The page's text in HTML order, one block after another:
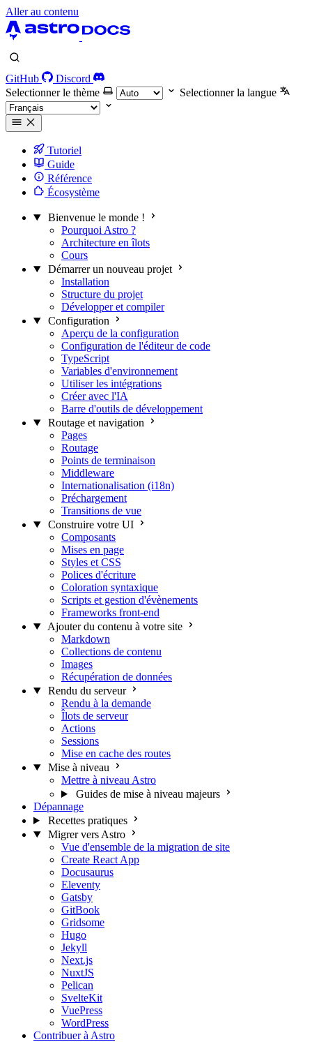
Aller au contenu
GitHub
Discord
Selectionner le thème
Selectionner la langue
Tutoriel
Guide
Référence
Écosystème
Bienvenue le monde !
Pourquoi Astro ?
Architecture en îlots
Cours
Démarrer un nouveau projet
Installation
Structure du projet
Développer et compiler
Configuration
Aperçu de la configuration
Configuration de l'éditeur de code
TypeScript
Variables d'environnement
Utiliser les intégrations
Créer avec l'IA
Barre d'outils de développement
Routage et navigation
Pages
Routage
Points de terminaison
Middleware
Internationalisation (i18n)
Préchargement
Transitions de vue
Construire votre UI
Composants
Mises en page
Styles et CSS
Polices d'écriture
Coloration syntaxique
Scripts et gestion d'évènements
Frameworks front-end
Ajouter du contenu à votre site
Markdown
Collections de contenu
Images
Récupération de données
Rendu du serveur
Rendu à la demande
Îlots de serveur
Actions
Sessions
Mise en cache des routes
Mise à niveau
Mettre à niveau Astro
Guides de mise à niveau majeurs
Dépannage
Recettes pratiques
Migrer vers Astro
Vue d'ensemble de la migration de site
Create React App
Docusaurus
Eleventy
Gatsby
GitBook
Gridsome
Hugo
Jekyll
Next.js
NuxtJS
Pelican
SvelteKit
VuePress
WordPress
Contribuer à Astro